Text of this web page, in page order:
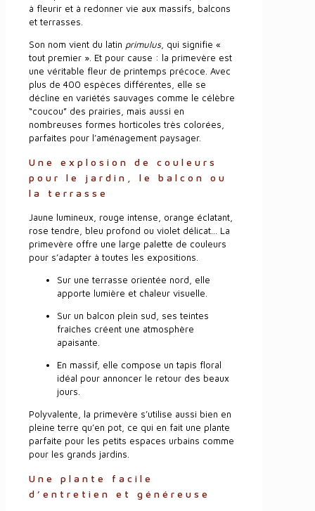
à fleurir et à redonner vie aux massifs, balcons
et terrasses.
Son nom vient du latin primulus, qui signifie «
tout premier ». Et pour cause : la primevère est
une véritable fleur de printemps précoce. Avec
plus de 400 espèces différentes, elle se
décline en variétés sauvages comme le célèbre
“coucou” des prairies, mais aussi en
nombreuses formes horticoles très colorées,
parfaites pour l’aménagement paysager.
Une explosion de couleurs
pour le jardin, le balcon ou
la terrasse
Jaune lumineux, rouge intense, orange éclatant,
rose tendre, bleu profond ou violet délicat… La
primevère offre une large palette de couleurs
pour s’adapter à toutes les expositions.
Sur une terrasse orientée nord, elle
apporte lumière et chaleur visuelle.
Sur un balcon plein sud, ses teintes
fraîches créent une atmosphère
apaisante.
En massif, elle compose un tapis floral
idéal pour annoncer le retour des beaux
jours.
Polyvalente, la primevère s’utilise aussi bien en
pleine terre qu’en pot, ce qui en fait une plante
parfaite pour les petits espaces urbains comme
pour les grands jardins.
Une plante facile
d’entretien et généreuse